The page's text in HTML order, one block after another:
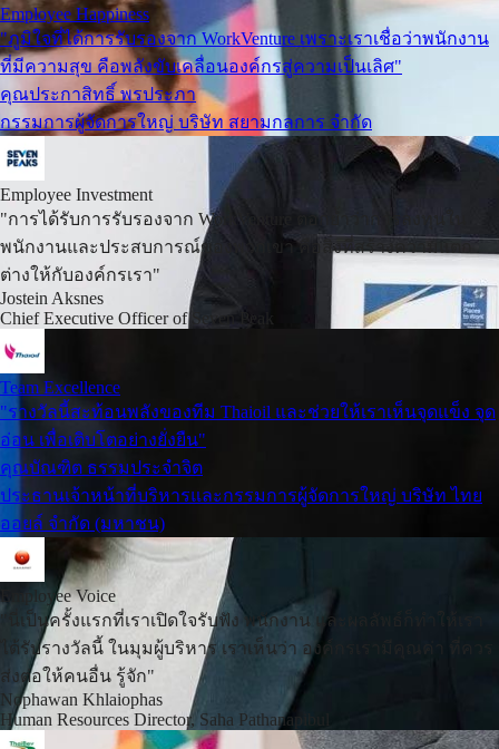
Employee Happiness
"ภูมิใจที่ได้การรับรองจาก WorkVenture เพราะเราเชื่อว่าพนักงาน
ที่มีความสุข คือพลังขับเคลื่อนองค์กรสู่ความเป็นเลิศ"
คุณประกาสิทธิ์ พรประภา
กรรมการผู้จัดการใหญ่ บริษัท สยามกลการ จำกัด
Employee Investment
"การได้รับการรับรองจาก WorkVenture ตอกย้ำว่าการลงทุนใน
พนักงานและประสบการณ์ของพวกเขา คือสิ่งที่สร้างความแตก
ต่างให้กับองค์กรเรา"
Jostein Aksnes
Chief Executive Officer of Seven Peak
Team Excellence
"รางวัลนี้สะท้อนพลังของทีม Thaioil และช่วยให้เราเห็นจุดแข็ง จุด
อ่อน เพื่อเติบโตอย่างยั่งยืน"
คุณบัณฑิต ธรรมประจำจิต
ประธานเจ้าหน้าที่บริหารและกรรมการผู้จัดการใหญ่ บริษัท ไทย
ออยล์ จำกัด (มหาชน)
Employee Voice
"นี่เป็นครั้งแรกที่เราเปิดใจรับฟัง พนักงาน และผลลัพธ์ก็ทำให้เรา
ได้รับรางวัลนี้ ในมุมผู้บริหาร เราเห็นว่า องค์กรเรามีคุณค่า ที่ควร
ส่งต่อให้คนอื่น รู้จัก"
Nophawan Khlaiophas
Human Resources Director, Saha Pathanapibul